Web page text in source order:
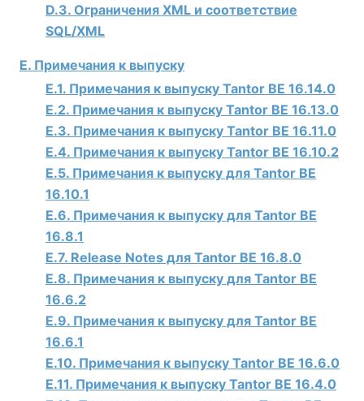
D.3. Ограничения XML и соответствие
SQL/XML
E. Примечания к выпуску
E.1. Примечания к выпуску Tantor BE 16.14.0
E.2. Примечания к выпуску Tantor BE 16.13.0
E.3. Примечания к выпуску Tantor BE 16.11.0
E.4. Примечания к выпуску Tantor BE 16.10.2
E.5. Примечания к выпуску для Tantor BE
16.10.1
E.6. Примечания к выпуску для Tantor BE
16.8.1
E.7. Release Notes для Tantor BE 16.8.0
E.8. Примечания к выпуску для Tantor BE
16.6.2
E.9. Примечания к выпуску для Tantor BE
16.6.1
E.10. Примечания к выпуску Tantor BE 16.6.0
E.11. Примечания к выпуску Tantor BE 16.4.0